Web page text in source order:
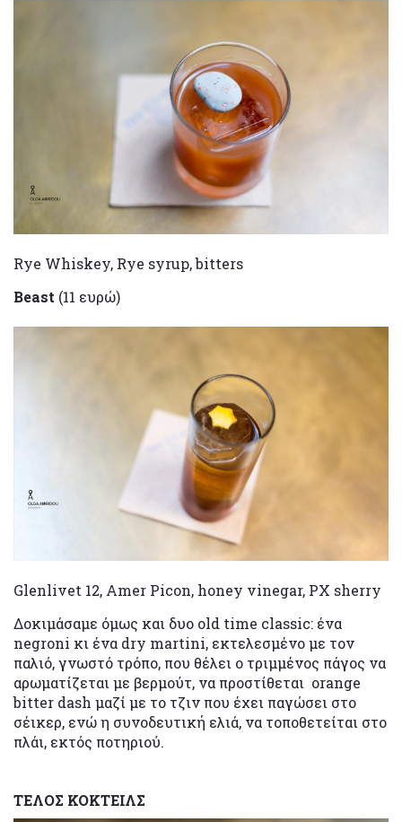
Rye Whiskey, Rye syrup, bitters
Beast (11 ευρώ)
Glenlivet 12, Amer Picon, honey vinegar, PX sherry
Δοκιμάσαμε όμως και δυο old time classic: ένα
negroni κι ένα dry martini, εκτελεσμένο με τον
παλιό, γνωστό τρόπο, που θέλει ο τριμμένος πάγος να
αρωματίζεται με βερμούτ, να προστίθεται orange
bitter dash μαζί με το τζιν που έχει παγώσει στο
σέικερ, ενώ η συνοδευτική ελιά, να τοποθετείται στο
πλάι, εκτός ποτηριού.
ΤΕΛΟΣ ΚΟΚΤΕΙΛΣ